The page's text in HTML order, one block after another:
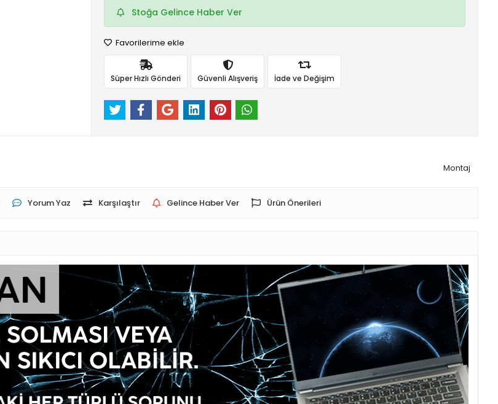
Stoğa Gelince Haber Ver
Favorilerime ekle
Süper Hızlı Gönderi Güvenli Alışveriş İade ve Değişim
Montaj
Yorum Yaz Karşılaştır Gelince Haber Ver Ürün Önerileri